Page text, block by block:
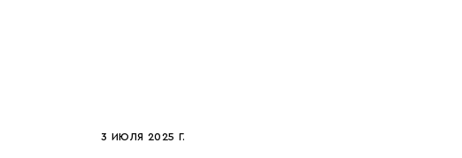
3 ИЮЛЯ 2025 Г.